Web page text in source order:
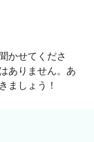
かせてくださ
ありません。あ
ましょう！